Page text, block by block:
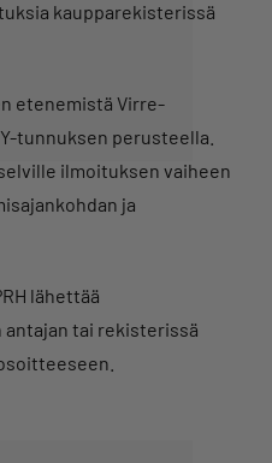
kaupparekisterissä
etenemistä Virre-
tunnuksen perusteella.
ilmoituksen vaiheen
ja
lähettää
tai rekisterissä